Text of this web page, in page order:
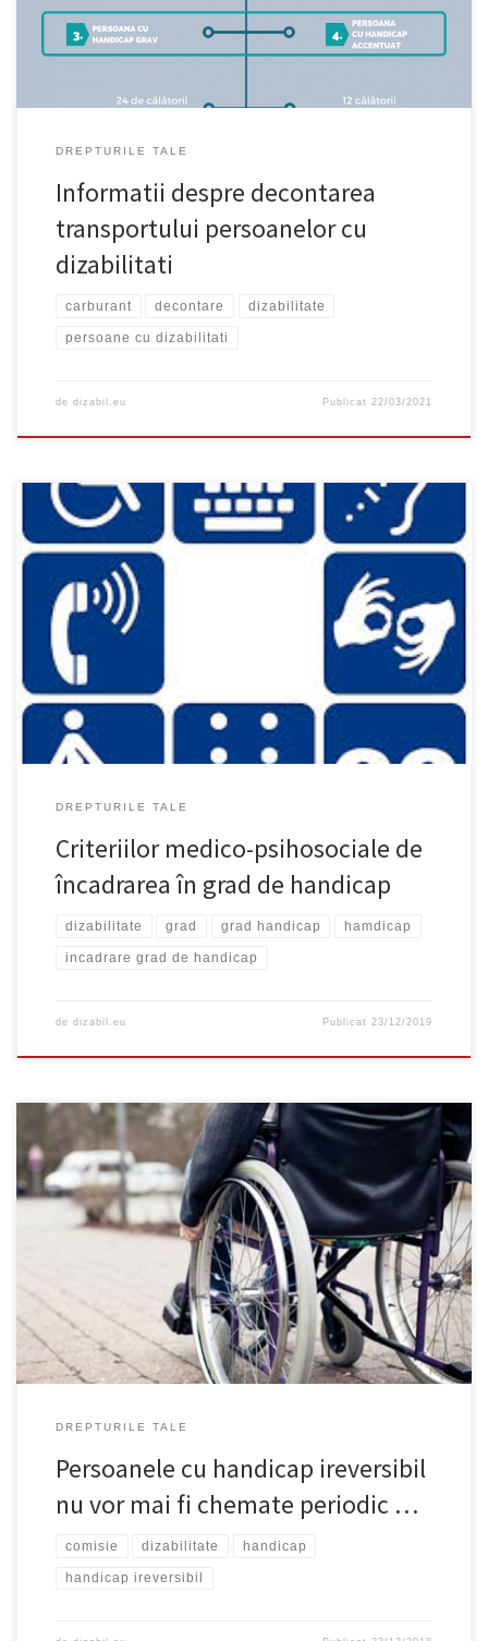
care se ocupă de creșterea și îngrijirea […]
DREPTURILE TALE
Informatii despre decontarea
transportului persoanelor cu
dizabilitati
carburant decontare dizabilitate
persoane cu dizabilitati
de dizabil.eu Publicat22/03/2021
În temeiul art. 84 alin. (5) din Legea nr. 448/2006 privind protecţia
şi promovarea drepturilor persoanelor cu handicap, cu
modificările şi completările ulterioare, având în vedere
prevederile: – art. 14 din Hotărârea Guvernului nr. 381/2007 privind
organizarea şi funcţionarea Ministerului Muncii, Familiei şi Egalităţii
de Şanse; – art. 7 alin. (4) din Hotărârea Guvernului […]
DREPTURILE TALE
Criteriilor medico-psihosociale de
încadrarea în grad de handicap
dizabilitate grad grad handicap hamdicap
incadrare grad de handicap
de dizabil.eu Publicat23/12/2019
Oamenii afectați de dizabilități ireversibile nu vor mai trebui să se
prezinte în fața Comisiei de evaluare pentru reevaluarea
periodică, ca urmare a unei propuneri legislative adoptată recent
de Camera Deputaților, ce modifică articolul nr. 59 din Legea nr.
448/2006, privind protecția și promovarea drepturilor persoanelor
cu handicap Acest lucru […]
DREPTURILE TALE
Persoanele cu handicap ireversibil
nu vor mai fi chemate periodic …
comisie dizabilitate handicap
handicap ireversibil